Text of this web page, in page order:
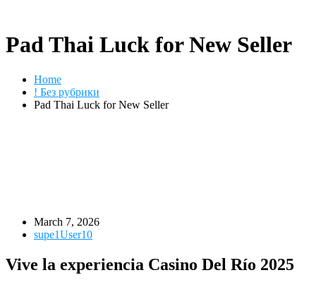
Pad Thai Luck for New Seller
Home
! Без рубрики
Pad Thai Luck for New Seller
March 7, 2026
supe1User10
Vive la experiencia Casino Del Río 2025